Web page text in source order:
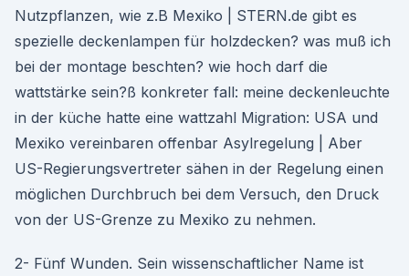
Nutzpflanzen, wie z.B Mexiko | STERN.de gibt es
spezielle deckenlampen für holzdecken? was muß ich
bei der montage beschten? wie hoch darf die
wattstärke sein?ß konkreter fall: meine deckenleuchte
in der küche hatte eine wattzahl Migration: USA und
Mexiko vereinbaren offenbar Asylregelung | Aber
US-Regierungsvertreter sähen in der Regelung einen
möglichen Durchbruch bei dem Versuch, den Druck
von der US-Grenze zu Mexiko zu nehmen.
2- Fünf Wunden. Sein wissenschaftlicher Name ist